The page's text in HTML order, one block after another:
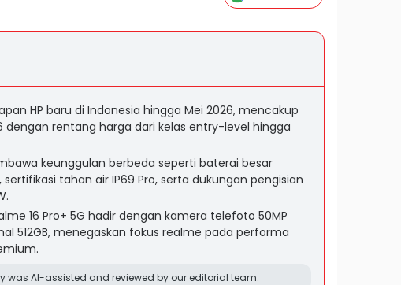
HP baru di Indonesia hingga Mei 2026, mencakup
dengan rentang harga dari kelas entry-level hingga
keunggulan berbeda seperti baterai besar
tahan air IP69 Pro, serta dukungan pengisian
16 Pro+ 5G hadir dengan kamera telefoto 50MP
512GB, menegaskan fokus realme pada performa
was AI-assisted and reviewed by our editorial team.